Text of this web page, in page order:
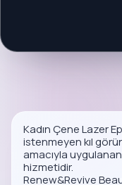
Kadın Çene Lazer
istenmeyen kıl
amacıyla
hizmetidir.
Renew&Revive